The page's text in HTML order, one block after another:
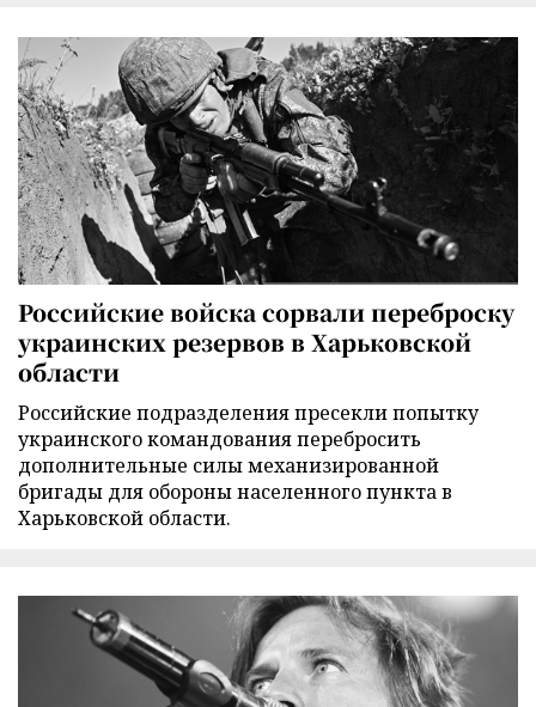
Российские войска сорвали переброску
украинских резервов в Харьковской
области
Российские подразделения пресекли попытку
украинского командования перебросить
дополнительные силы механизированной
бригады для обороны населенного пункта в
Харьковской области.